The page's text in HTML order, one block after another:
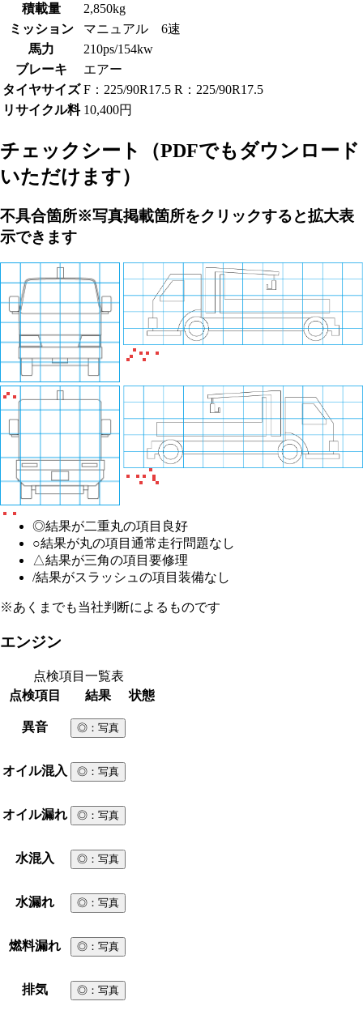
積載量
2,850kg
ミッション
マニュアル 6速
馬力
210ps/154kw
ブレーキ
エアー
タイヤサイズ F：225/90R17.5 R：225/90R17.5
リサイクル料 10,400円
チェックシート
（PDFでもダウンロード
いただけます）
不具合箇所※写真掲載箇所をクリックすると拡大表
示できます
◎結果が二重丸の項目 良好
○結果が丸の項目 通常走行問題なし
△結果が三角の項目 要修理
/結果がスラッシュの項目 装備なし
※あくまでも当社判断によるものです
エンジン
点検項目一覧表
点検項目
結果 状態
異音 ◎ ：写真
オイル混入 ◎ ：写真
オイル漏れ ◎ ：写真
水混入 ◎ ：写真
水漏れ ◎ ：写真
燃料漏れ ◎ ：写真
排気 ◎ ：写真